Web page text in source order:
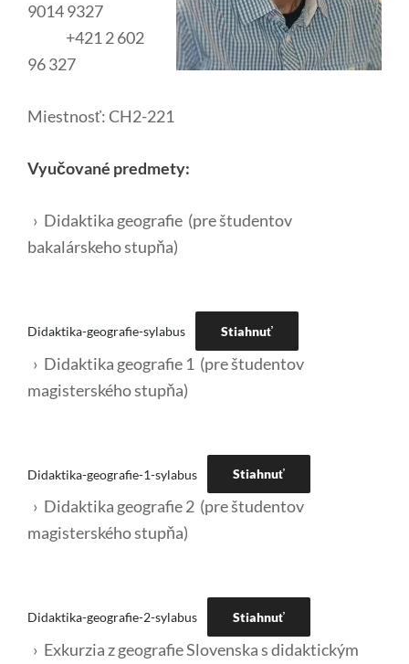
9014 9327
+421 2 602
96 327
Miestnosť: CH2-221
Vyučované predmety:
› Didaktika geografie (pre študentov
bakalárskeho stupňa)
Didaktika-geografie-sylabus Stiahnuť
› Didaktika geografie 1 (pre študentov
magisterského stupňa)
Didaktika-geografie-1-sylabus Stiahnuť
› Didaktika geografie 2 (pre študentov
magisterského stupňa)
Didaktika-geografie-2-sylabus Stiahnuť
› Exkurzia z geografie Slovenska s didaktickým